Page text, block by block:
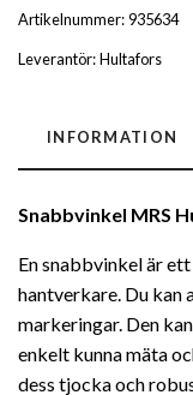
Artikelnummer:935634
Leverantör:Hultafors
INFORMATION
Snabbvinkel MRS
En snabbvinkel är
hantverkare. Du kan
markeringar. Den
enkelt kunna mäta
dess tjocka och